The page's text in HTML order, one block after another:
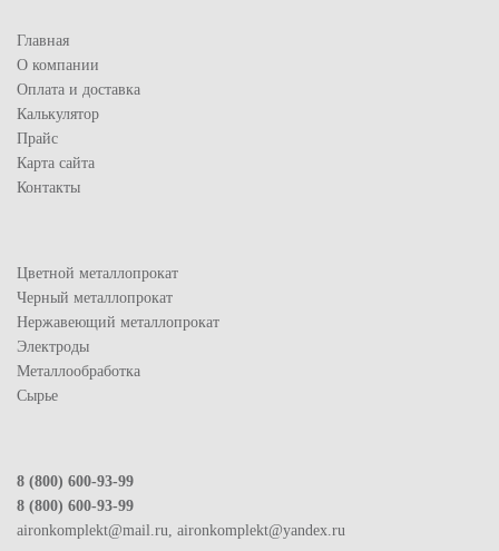
Главная
О компании
Оплата и доставка
Калькулятор
Прайс
Карта сайта
Контакты
Цветной металлопрокат
Черный металлопрокат
Нержавеющий металлопрокат
Электроды
Металлообработка
Сырье
8 (800) 600-93-99
8 (800) 600-93-99
aironkomplekt@mail.ru, aironkomplekt@yandex.ru